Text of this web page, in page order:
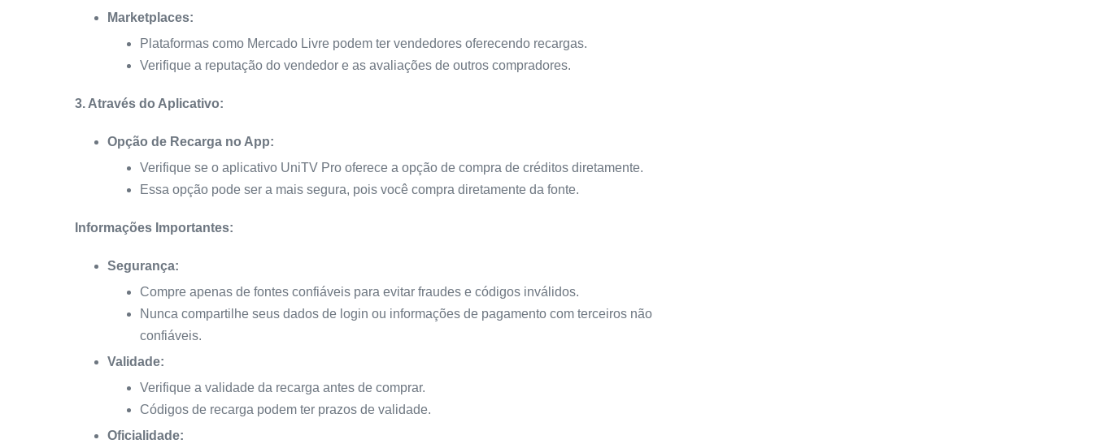
Marketplaces:
Plataformas como Mercado Livre podem ter vendedores oferecendo recargas.
Verifique a reputação do vendedor e as avaliações de outros compradores.
3. Através do Aplicativo:
Opção de Recarga no App:
Verifique se o aplicativo UniTV Pro oferece a opção de compra de créditos diretamente.
Essa opção pode ser a mais segura, pois você compra diretamente da fonte.
Informações Importantes:
Segurança:
Compre apenas de fontes confiáveis para evitar fraudes e códigos inválidos.
Nunca compartilhe seus dados de login ou informações de pagamento com terceiros não
confiáveis.
Validade:
Verifique a validade da recarga antes de comprar.
Códigos de recarga podem ter prazos de validade.
Oficialidade: